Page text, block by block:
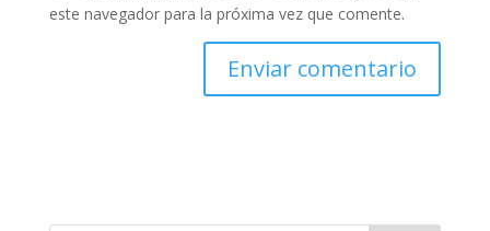
este navegador para la próxima vez que comente.